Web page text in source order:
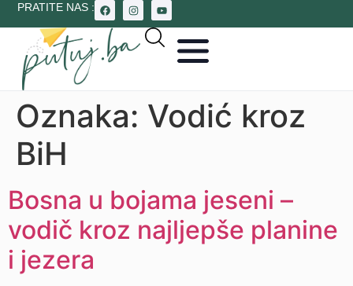
PRATITE NAS :
Oznaka: Vodić kroz
BiH
Bosna u bojama jeseni –
vodič kroz najljepše planine
i jezera